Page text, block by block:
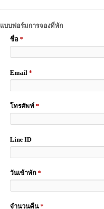
แบบฟอร์มการจองที่พัก
ชื่อ *
Email *
โทรศัพท์ *
Line ID
วันเข้าพัก *
จำนวนคืน *